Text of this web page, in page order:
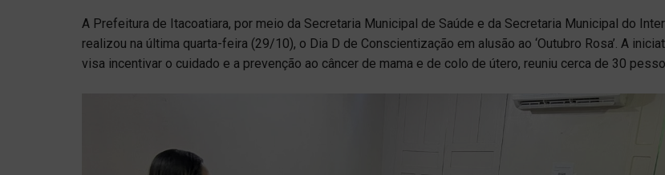
A Prefeitura de Itacoatiara, por meio da Secretaria Municipal de Saúde e da Secretaria Municipal do
realizou na última quarta-feira (29/10), o Dia D de Conscientização em alusão ao ‘Outubro Rosa’. A
visa incentivar o cuidado e a prevenção ao câncer de mama e de colo de útero, reuniu cerca de 30